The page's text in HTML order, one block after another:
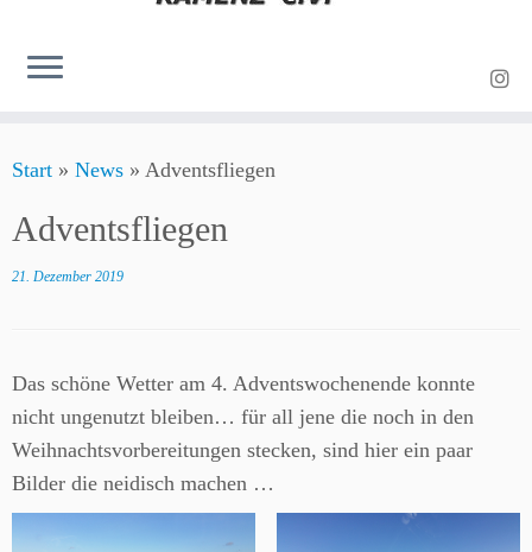
Inhalt
Start » News » Adventsfliegen
Adventsfliegen
21. Dezember 2019
Das schöne Wetter am 4. Adventswochenende konnte
nicht ungenutzt bleiben… für all jene die noch in den
Weihnachtsvorbereitungen stecken, sind hier ein paar
Bilder die neidisch machen …